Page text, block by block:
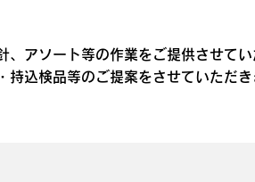
、アソート等の作業をご提供させてい
込検品等のご提案をさせていただき